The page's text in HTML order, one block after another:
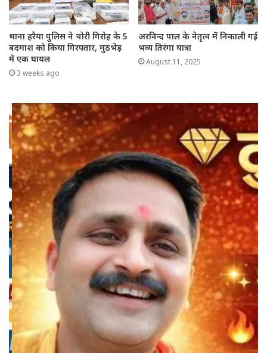
थाना हरैया पुलिस ने चोरी गिरोह के 5
बदमाश को किया गिरफ्तार, मुठभेड़
में एक घायल
3 weeks ago
अरविन्द पाल के नेतृत्व में निकाली गई
भव्य तिरंगा यात्रा
August 11, 2025